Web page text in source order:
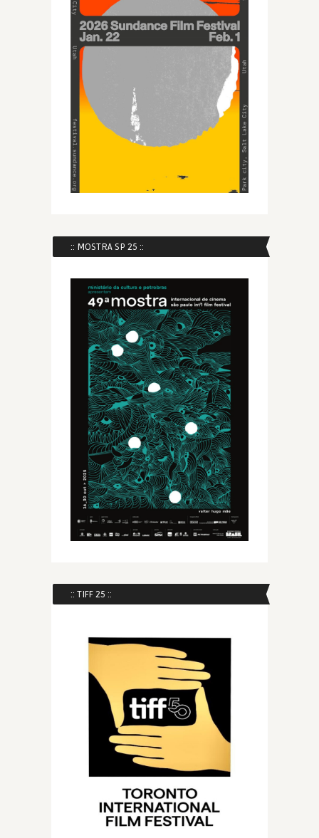
:: MOSTRA SP 25 ::
:: TIFF 25 ::